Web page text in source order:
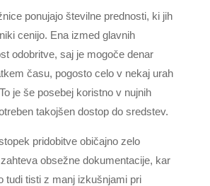
ponujajo številne prednosti, ki jih
cenijo. Ena izmed glavnih
odobritve, saj je mogoče denar
času, pogosto celo v nekaj urah
je še posebej koristno v nujnih
takojšen dostop do sredstev.
pridobitve običajno zelo
obsežne dokumentacije, kar
tudi tisti z manj izkušnjami pri